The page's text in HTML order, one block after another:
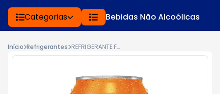
Categorias Bebidas Não Alcoólicas
Início Refrigerantes REFRIGERANTE FANTA LT 350ML LARANJA